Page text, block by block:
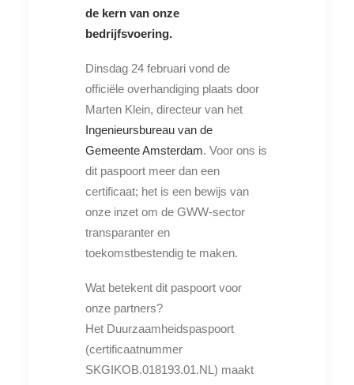
de kern van onze
bedrijfsvoering.
Dinsdag 24 februari vond de
officiële overhandiging plaats door
Marten Klein, directeur van het
Ingenieursbureau van de
Gemeente Amsterdam. Voor ons is
dit paspoort meer dan een
certificaat; het is een bewijs van
onze inzet om de GWW-sector
transparanter en
toekomstbestendig te maken.
Wat betekent dit paspoort voor
onze partners?
Het Duurzaamheidspaspoort
(certificaatnummer
SKGIKOB.018193.01.NL) maakt